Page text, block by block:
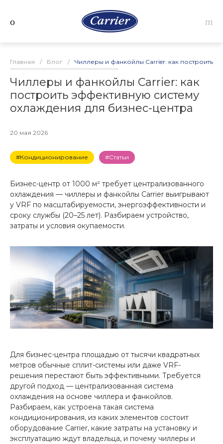
Главная / Блог / Чиллеры и фанкойлы Carrier: как построить
Чиллеры и фанкойлы Carrier: как
построить эффективную систему
охлаждения для бизнес-центра
20 мая 2026
#Кондиционирование #Статьи
Бизнес-центр от 1000 м² требует централизованного
охлаждения — чиллеры и фанкойлы Carrier выигрывают
у VRF по масштабируемости, энергоэффективности и
сроку службы (20–25 лет). Разбираем устройство,
затраты и условия окупаемости.
Для бизнес-центра площадью от тысячи квадратных
метров обычные сплит-системы или даже VRF-
решения перестают быть эффективными. Требуется
другой подход — централизованная система
охлаждения на основе чиллера и фанкойлов.
Разбираем, как устроена такая система
кондиционирования, из каких элементов состоит
оборудование Carrier, какие затраты на установку и
эксплуатацию ждут владельца, и почему чиллеры и